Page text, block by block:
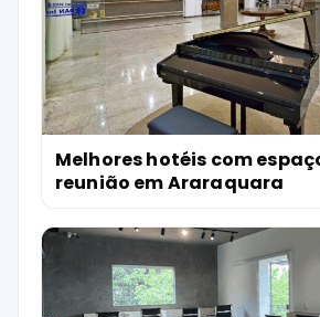
Melhores hotéis com
reunião em Araraquara